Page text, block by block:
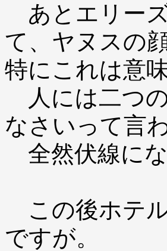
あとエリー
て、ヤヌスの
特にこれは意
人には二つ
なさいって言
全然伏線に
この後ホテ
ですが。